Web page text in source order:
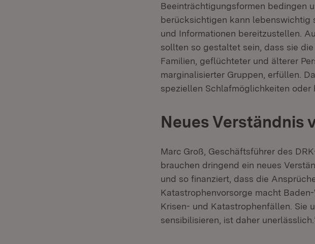
Beeinträchtigungsformen bedingen
berücksichtigen kann lebenswichtig
und Informationen bereitzustellen.
sollten so gestaltet sein, dass sie
Familien, geflüchteter und älterer
marginalisierter Gruppen, erfüllen.
speziellen Schlafmöglichkeiten oder
Neues Verständnis
Marc Groß, Geschäftsführer des
brauchen dringend ein neues
und so finanziert, dass die
Katastrophenvorsorge macht
Krisen- und Katastrophenfällen. Sie
sensibilisieren, ist daher